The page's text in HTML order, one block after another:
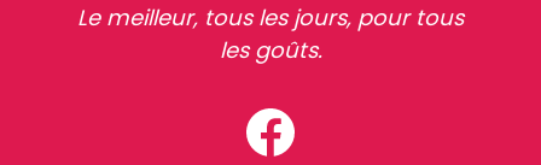
Le meilleur, tous les jours, pour tous
les goûts.